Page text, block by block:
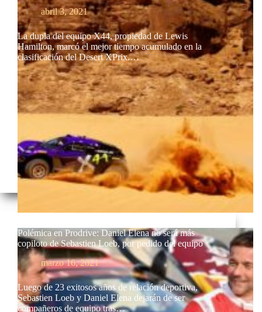
abril 3, 2021
La dupla del equipo X44, propiedad de Lewis
Hamilton, marcó el mejor tiempo acumulado en la
clasificación del Desert XPrix.…
Polémica en Prodrive: Daniel Elena no será más
copiloto de Sebastien Loeb, por pedido del equipo
marzo 16, 2021
Luego de 23 exitosos años de relación deportiva,
Sebastien Loeb y Daniel Elena dejarán de ser
compañeros de equipo tras…